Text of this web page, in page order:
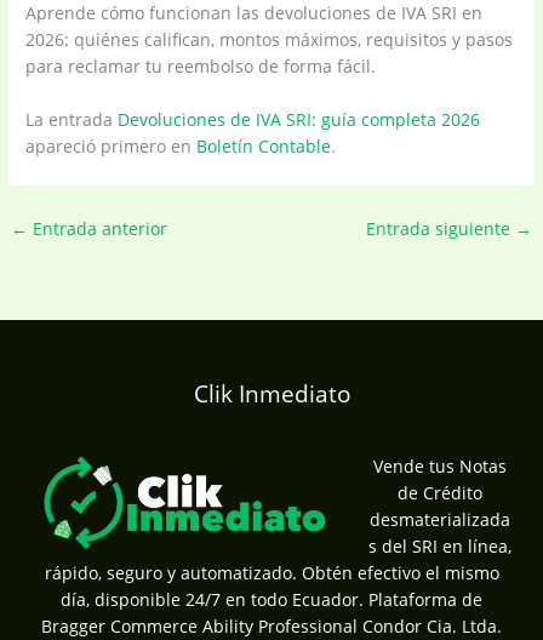
Aprende cómo funcionan las devoluciones de IVA SRI en
2026: quiénes califican, montos máximos, requisitos y pasos
para reclamar tu reembolso de forma fácil.
La entrada Devoluciones de IVA SRI: guía completa 2026
apareció primero en Boletín Contable.
← Entrada anterior Entrada siguiente →
Clik Inmediato
Vende tus Notas
de Crédito
desmaterializada
s del SRI en línea,
rápido, seguro y automatizado. Obtén efectivo el mismo
día, disponible 24/7 en todo Ecuador. Plataforma de
Bragger Commerce Ability Professional Condor Cia. Ltda.